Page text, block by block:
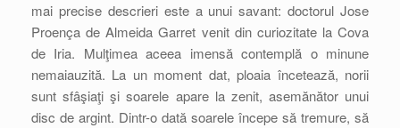
mai precise descrieri este a unui savant: doctorul Jose
Proença de Almeida Garret venit din curiozitate la Cova
de Iria. Mulţimea aceea imensă contemplă o minune
nemaiauzită. La un moment dat, ploaia încetează, norii
sunt sfâşiaţi şi soarele apare la zenit, asemănător unui
disc de argint. Dintr-o dată soarele începe să tremure, să